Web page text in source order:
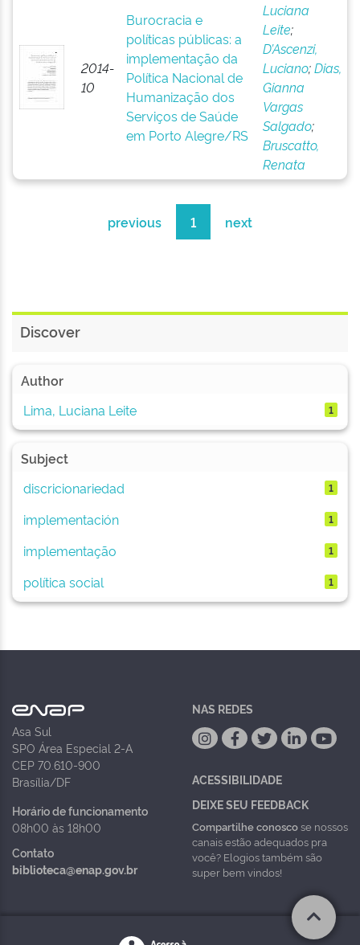
2014-
10
Burocracia e
políticas públicas: a
implementação da
Política Nacional de
Humanização dos
Serviços de Saúde
em Porto Alegre/RS
Luciana
Leite;
D’Ascenzi,
Luciano;Dias,
Gianna
Vargas
Salgado;
Bruscatto,
Renata
previous 1 next
Discover
Author
Lima, Luciana Leite
1
Subject
discricionariedad
1
implementación 1
implementação 1
política social 1
Asa Sul
SPO Área Especial 2-A
CEP 70.610-900
Brasília/DF
Horário de funcionamento
08h00 às 18h00
Contato
biblioteca@enap.gov.br
NAS REDES
ACESSIBILIDADE
DEIXE SEU FEEDBACK
Compartilhe conoscose nossos
canais estão adequados pra
você? Elogios também são
super bem vindos!